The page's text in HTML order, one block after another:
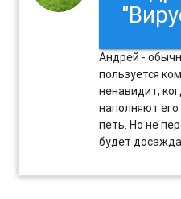
Андрей -
пользуется
ненавидит,
наполняют
петь. Но не
будет